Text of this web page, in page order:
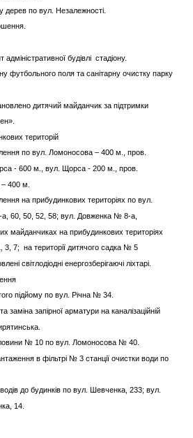
дерев по вул. Незалежності.
будівлі стадіону.
футбольного поля та санітарну очистку парку
дитячий майданчик за підтримки
територій
по вул. Ломоносова – 400 м., пров.
- 600 м., вул. Щорса - 200 м., пров.
400 м.
на прибудинкових територіях по вул.
60, 50, 52, 58; вул. Довженка № 8-а,
майданчиках на прибудинкових територіях
7; на території дитячого садка № 5
світлодіодні енергозберігаючі ліхтарі.
підйому по вул. Річна № 34.
заміна запірної арматури на каналізаційній
№ 10 по вул. Ломоносова № 40.
в фільтрі № 3 станції очистки води по
до будинків по вул. Шевченка, 233; вул.
14.